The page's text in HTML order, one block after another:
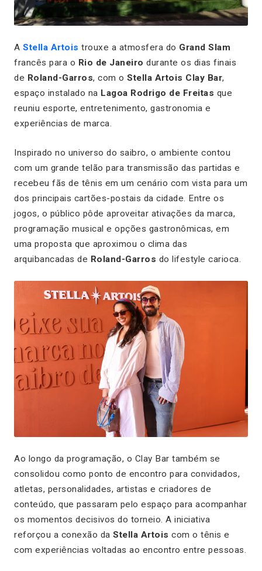
A Stella Artois trouxe a atmosfera do Grand Slam
francês para o Rio de Janeiro durante os dias finais
de Roland-Garros, com o Stella Artois Clay Bar,
espaço instalado na Lagoa Rodrigo de Freitas que
reuniu esporte, entretenimento, gastronomia e
experiências de marca.
Inspirado no universo do saibro, o ambiente contou
com um grande telão para transmissão das partidas e
recebeu fãs de tênis em um cenário com vista para um
dos principais cartões-postais da cidade. Entre os
jogos, o público pôde aproveitar ativações da marca,
programação musical e opções gastronômicas, em
uma proposta que aproximou o clima das
arquibancadas de Roland-Garros do lifestyle carioca.
Ao longo da programação, o Clay Bar também se
consolidou como ponto de encontro para convidados,
atletas, personalidades, artistas e criadores de
conteúdo, que passaram pelo espaço para acompanhar
os momentos decisivos do torneio. A iniciativa
reforçou a conexão da Stella Artois com o tênis e
com experiências voltadas ao encontro entre pessoas.